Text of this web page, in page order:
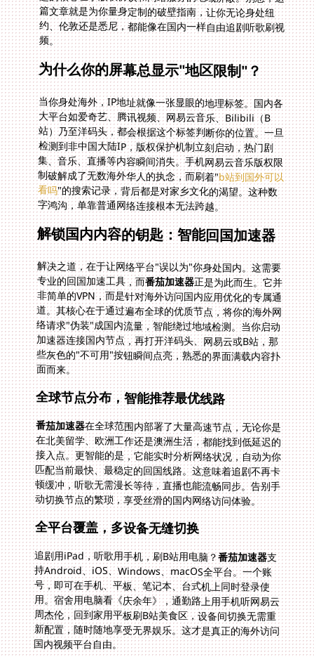
频。
为什么你的屏幕总显示"地区限制"？
当你身处海外，IP地址就像一张显眼的地理标签。国内各
大平台如爱奇艺、腾讯视频、网易云音乐、Bilibili（B
站）乃至洋码头，都会根据这个标签判断你的位置。一旦
检测到非中国大陆IP，版权保护机制立刻启动，热门剧
集、音乐、直播等内容瞬间消失。手机网易云音乐版权限
制破解成了无数海外华人的执念，而刷着"b站到国外可以
看吗"的搜索记录，背后都是对家乡文化的渴望。这种数
字鸿沟，单靠普通网络连接根本无法跨越。
解锁国内内容的钥匙：智能回国加速器
解决之道，在于让网络平台"误以为"你身处国内。这需要
专业的回国加速工具，而番茄加速器正是为此而生。它并
非简单的VPN，而是针对海外访问国内应用优化的专属通
道。其核心在于通过遍布全球的优质节点，将你的海外网
络请求"伪装"成国内流量，智能绕过地域检测。当你启动
加速器连接国内节点，再打开洋码头、网易云或B站，那
些灰色的"不可用"按钮瞬间点亮，熟悉的界面满载内容扑
面而来。
全球节点分布，智能推荐最优线路
番茄加速器在全球范围内部署了大量高速节点，无论你是
在北美留学、欧洲工作还是澳洲生活，都能找到低延迟的
接入点。更智能的是，它能实时分析网络状况，自动为你
匹配当前最快、最稳定的回国线路。这意味着追剧不再卡
顿缓冲，听歌无需漫长等待，直播也能流畅同步。告别手
动切换节点的繁琐，享受丝滑的国内网络访问体验。
全平台覆盖，多设备无缝切换
追剧用iPad，听歌用手机，刷B站用电脑？番茄加速器支
持Android、iOS、Windows、macOS全平台。一个账
号，即可在手机、平板、笔记本、台式机上同时登录使
用。宿舍用电脑看《庆余年》，通勤路上用手机听网易云
周杰伦，回到家用平板刷B站美食区，设备间切换无需重
新配置，随时随地享受无界娱乐。这才是真正的海外访问
国内视频平台自由。